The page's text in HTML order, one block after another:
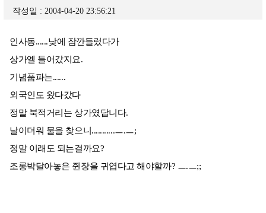
작성일 : 2004-04-20 23:56:21
인사동......낮에 잠깐들렀다가
상가엘 들어갔지요.
기념품파는......
외국인도 왔다갔다
정말 북적거리는 상가였답니다.
날이더워 물을 찾으니...........ㅡ.ㅡ;
정말 이래도 되는걸까요?
조롱박달아놓은 쥔장을 귀엽다고 해야할까? ㅡ.ㅡ;;